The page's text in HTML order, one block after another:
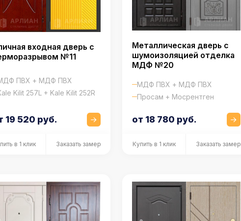
входная дверь с
№11
ПВХ + МДФ ПВХ
Kilit 257L + Kale Kilit 252R
19 520 руб.
в 1 клик Заказать замер
Металлическая дверь с
шумоизоляцией отделка
МДФ №20
МДФ ПВХ + МДФ ПВХ
Просам + Мосрентген
от 18 780 руб.
Купить в 1 клик Заказать замер